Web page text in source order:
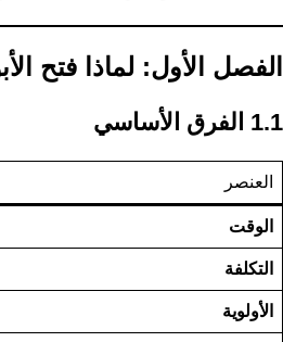
الفصل الأول: لماذا فتح
1.1 الفرق الأساسي
العنصر
الوقت
التكلفة
الأولوية